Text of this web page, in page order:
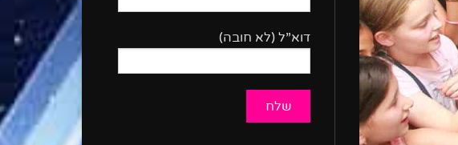
דוא”ל (לא חובה)